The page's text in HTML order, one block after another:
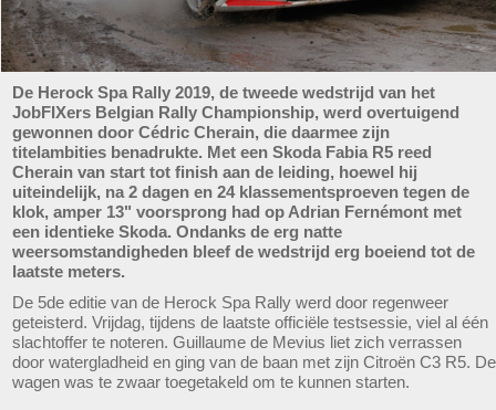
De Herock Spa Rally 2019, de tweede wedstrijd van het
JobFIXers Belgian Rally Championship, werd overtuigend
gewonnen door Cédric Cherain, die daarmee zijn
titelambities benadrukte. Met een Skoda Fabia R5 reed
Cherain van start tot finish aan de leiding, hoewel hij
uiteindelijk, na 2 dagen en 24 klassementsproeven tegen de
klok, amper 13" voorsprong had op Adrian Fernémont met
een identieke Skoda. Ondanks de erg natte
weersomstandigheden bleef de wedstrijd erg boeiend tot de
laatste meters.
De 5de editie van de Herock Spa Rally werd door regenweer
geteisterd. Vrijdag, tijdens de laatste officiële testsessie, viel al één
slachtoffer te noteren. Guillaume de Mevius liet zich verrassen
door watergladheid en ging van de baan met zijn Citroën C3 R5. De
wagen was te zwaar toegetakeld om te kunnen starten.